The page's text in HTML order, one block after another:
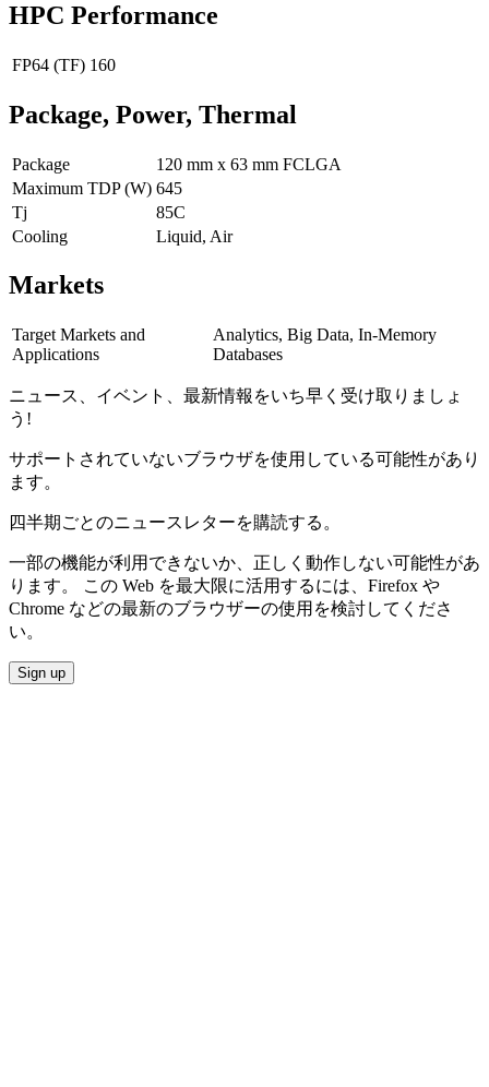
HPC Performance
FP64 (TF) 160
Package, Power, Thermal
Package
120 mm x 63 mm FCLGA
Maximum TDP (W) 645
Tj
85C
Cooling
Liquid, Air
Markets
Target Markets and
Applications
Analytics, Big Data, In-Memory
Databases
ニュース、イベント、最新情報をいち早く受け取りましょ
う!
サポートされていないブラウザを使用している可能性があり
ます。
四半期ごとのニュースレターを購読する。
一部の機能が利用できないか、正しく動作しない可能性があ
ります。 この Web を最大限に活用するには、Firefox や
Chrome などの最新のブラウザーの使用を検討してくださ
い。
Sign up